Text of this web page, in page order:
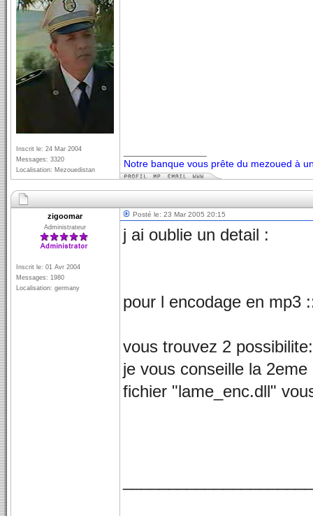
Inscrit le: 24 Mar 2004
Messages: 3320
Localisation: Mezouedistan
Notre banque vous prête du mezoued à
zigoomar
Administrateur
Inscrit le: 01 Avr 2004
Messages: 1980
Localisation: germany
Posté le: 23 Mar 2005 20:15
j ai oublie un detail :
pour l encodage en mp3
vous trouvez 2
je vous conseille la
fichier "lame_enc.dll"